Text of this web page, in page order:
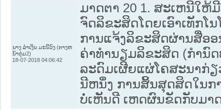
ນາງ ລຳເງິນ ມະນີວົງ (ຕາງຫ
ນ້າກຸ່ມ2)
18-07-2018 04:06:42
ມາດຕາ 20 1. ສະເຫນີໃ
ຈົດລິຂະສິດໂດຍເອົາເທັກໂ
ການແຈ້ງລິຂະສິດຜ່ານສື່ອອ
ຄ່າທຳນຽມລິຂະສິດ (ກຳນົ
ລະດົມເຜີຍແຜ່ໂຄສະນາກ່
ນີຫນຶ່ງ ການສິ້ນສຸດສິດໃນກ
ບໍ່ເຫັນດີ ເຫດຜົນຂັດກັບມາ